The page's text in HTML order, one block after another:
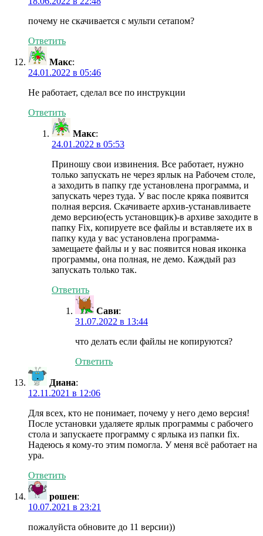
почему не скачивается с мульти сетапом?
Ответить
Макс:
24.01.2022 в 05:46
Не работает, сделал все по инструкции
Ответить
Макс:
24.01.2022 в 05:53
Приношу свои извинения. Все работает, нужно
только запускать не через ярлык на Рабочем столе,
а заходить в папку где установлена программа, и
запускать через туда. У вас после кряка появится
полная версия. Скачиваете архив-устанавливаете
демо версию(есть установщик)-в архиве заходите в
папку Fix, копируете все файлы и вставляете их в
папку куда у вас установлена программа-
замещаете файлы и у вас появится новая иконка
программы, она полная, не демо. Каждый раз
запускать только так.
Ответить
Сави:
31.07.2022 в 13:44
что делать если файлы не копируются?
Ответить
Диана:
12.11.2021 в 12:06
Для всех, кто не понимает, почему у него демо версия!
После установки удаляете ярлык программы с рабочего
стола и запускаете программу с ярлыка из папки fix.
Надеюсь я кому-то этим помогла. У меня всё работает на
ура.
Ответить
рошен:
10.07.2021 в 23:21
пожалуйста обновите до 11 версии))